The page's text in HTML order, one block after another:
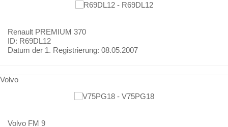
Renault PREMIUM 370
ID: R69DL12
Datum der 1. Registrierung: 08.05.2007
Volvo
Volvo FM 9